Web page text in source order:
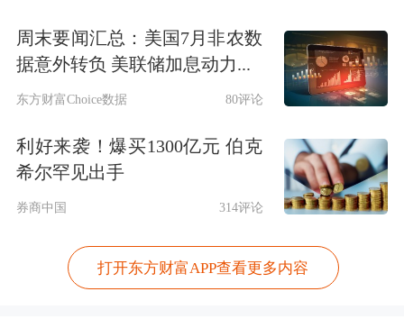
解决。
王石提及的关于姚振华的新闻，应该是
今年7月末姚振华在其公司楼下被讨薪
员工殴打的事件。网络流传的视频显
示，姚振华被多名男子围堵追逐，场面
一度混乱，拉扯之下姚振华摔倒在地，
眼镜被打掉。
周末要闻汇总：美国7月非农数
据意外转负 美联储加息动力...
东方财富Choice数据 80评论
利好来袭！爆买1300亿元 伯克
希尔罕见出手
券商中国 314评论
打开东方财富APP查看更多内容